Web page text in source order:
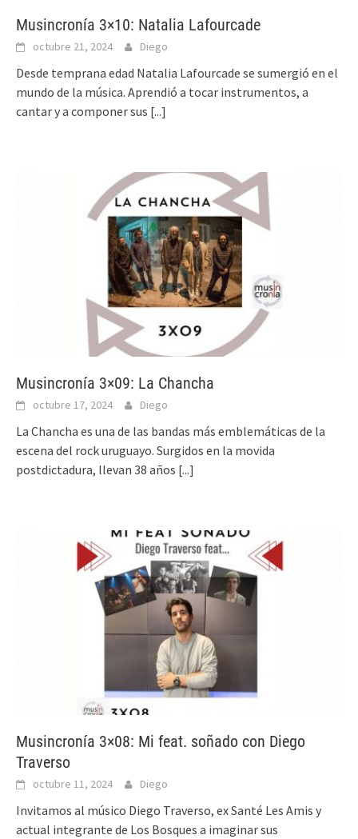
Musincronía 3×10: Natalia Lafourcade
octubre 21, 2024 Diego
Desde temprana edad Natalia Lafourcade se sumergió en el
mundo de la música. Aprendió a tocar instrumentos, a
cantar y a componer sus [...]
Musincronía 3×09: La Chancha
octubre 17, 2024 Diego
La Chancha es una de las bandas más emblemáticas de la
escena del rock uruguayo. Surgidos en la movida
postdictadura, llevan 38 años [...]
Musincronía 3×08: Mi feat. soñado con Diego
Traverso
octubre 11, 2024 Diego
Invitamos al músico Diego Traverso, ex Santé Les Amis y
actual integrante de Los Bosques a imaginar sus